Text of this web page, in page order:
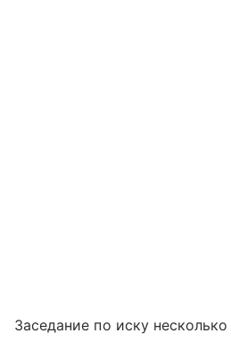
Заседание по иску